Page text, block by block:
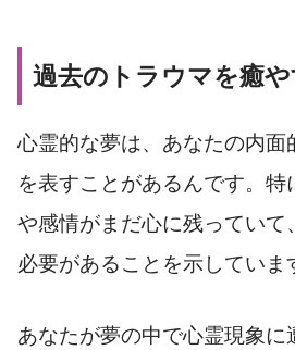
過去のトラウマを癒
心霊的な夢は、あなたの内面
を表すことがあるんです。特
や感情がまだ心に残っていて
必要があることを示していま
あなたが夢の中で心霊現象に